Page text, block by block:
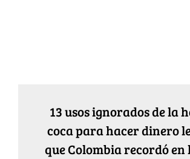
13 usos ignorados de la
coca para hacer dinero
que Colombia recordó en